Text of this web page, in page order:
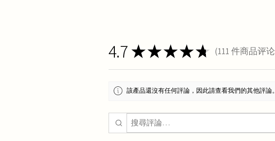
4.7 ★★★★★ 111 件商品评论
111
該產品還沒有任何評論，因此請查看我們的其他評論。